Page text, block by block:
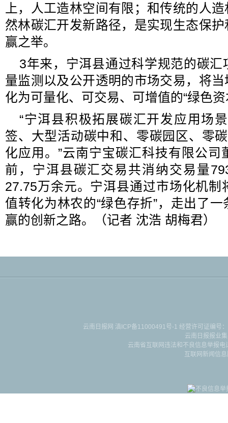
上，人工造林空间有限；和传统的人
然林碳汇开发新路径，是实现生态保
赢之举。
3年来，宁洱县通过科学规范的碳
量监测以及公开透明的市场交易，将
化为可量化、可交易、可增值的“绿色资
“宁洱县积极拓展碳汇开发应用场
签、大型活动碳中和、零碳园区、零
化应用。”云南宁宝碳汇科技有限公
前，宁洱县碳汇交易共消纳交易量
27.75万余元。宁洱县通过市场化机制
值转化为林农的“绿色存折”，走出了
赢的创新之路。（记者 沈浩 胡梅君）
云南日报网 滇ICP备11000491号-1 经营许可证编号
云南日报报业
云南省互联网违法和不良信息举报
互联网新闻信